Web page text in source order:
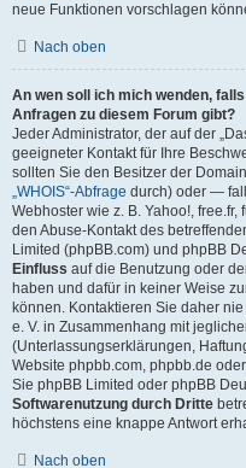
neue Funktionen vorschlagen
Nach oben
An wen soll ich mich wenden,
Anfragen zu diesem Forum gibt?
Jeder Administrator, der auf der
geeigneter Kontakt für Ihre
sollten Sie den Besitzer der
„WHOIS“-Abfrage durch) oder —
Webhoster wie z. B. Yahoo!,
den Abuse-Kontakt des
Limited (phpBB.com) und phpBB
Einfluss auf die Benutzung oder
haben und dafür in keiner Weise
können. Kontaktieren Sie daher
e. V. in Zusammenhang mit
(Unterlassungserklärungen,
Website phpbb.com, phpbb.de
Sie phpBB Limited oder phpBB
Softwarenutzung durch Dritte
höchstens eine knappe Antwort
Nach oben